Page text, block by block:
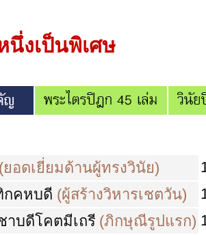
นึ่งเป็นพิเศษ
(ยอดเยี่ยมด้านผู้ทรงวินัย)
คหบดี (ผู้สร้างวิหารเชตวัน)
าบดีโคตมีเถรี (ภิกษุณีรูปแรก)